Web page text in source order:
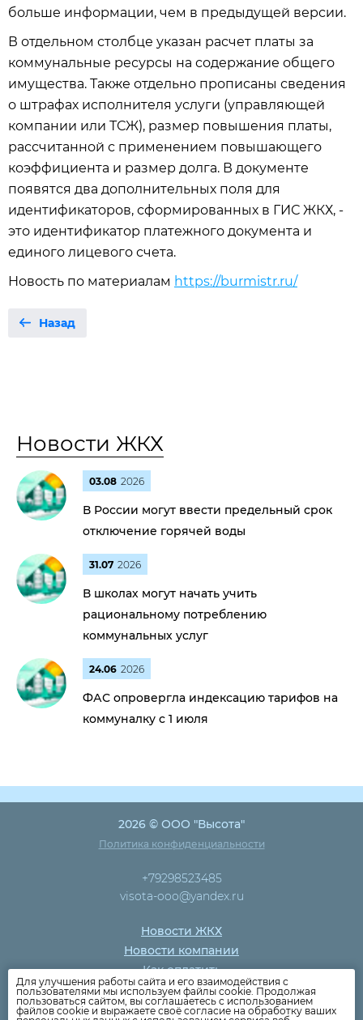
больше информации, чем в предыдущей версии.
В отдельном столбце указан расчет платы за
коммунальные ресурсы на содержание общего
имущества. Также отдельно прописаны сведения
о штрафах исполнителя услуги (управляющей
компании или ТСЖ), размер повышения платы,
рассчитанной с применением повышающего
коэффициента и размер долга. В документе
появятся два дополнительных поля для
идентификаторов, сформированных в ГИС ЖКХ, -
это идентификатор платежного документа и
единого лицевого счета.
Новость по материалам https://burmistr.ru/
Назад
Новости ЖКХ
03.08 2026
В России могут ввести предельный срок
отключение горячей воды
31.07 2026
В школах могут начать учить
рациональному потреблению
коммунальных услуг
24.06 2026
ФАС опровергла индексацию тарифов на
коммуналку с 1 июля
2026 © ООО "Высота"
Политика конфиденциальности
+79298523485
visota-ooo@yandex.ru
Новости ЖКХ
Новости компании
Как оплатить
Дома
Раскрытие информации
Для улучшения работы сайта и его взаимодействия с
пользователями мы используем файлы cookie. Продолжая
пользоваться сайтом, вы соглашаетесь с использованием
файлов cookie и выражаете своё согласие на обработку ваших